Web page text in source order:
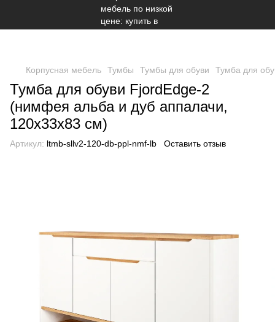
Корпусная мебель Тумбы Тумбы для обуви Тумба для
Тумба для обуви FjordEdge-2
(нимфея альба и дуб аппалачи,
120х33х83 см)
Артикул: ltmb-sllv2-120-db-ppl-nmf-lb Оставить отзыв